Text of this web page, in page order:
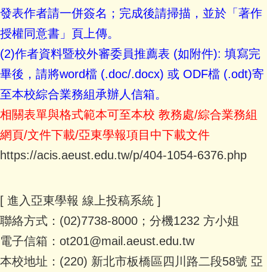
發表作者請一併簽名；完成後請掃描，並於「著作
授權同意書」頁上傳。
(2)作者資料暨校外審委員推薦表 (如附件): 填寫完
畢後，請將word檔 (.doc/.docx) 或 ODF檔 (.odt)寄
至本校綜合業務組承辦人信箱。
相關表單與格式範本可至本校 教務處/綜合業務組
網頁/文件下載/亞東學報項目中下載文件
https://acis.aeust.edu.tw/p/404-1054-6376.php
[ 進入亞東學報 線上投稿系統 ]
聯絡方式：(02)7738-8000；分機1232 方小姐
電子信箱：ot201@mail.aeust.edu.tw
本校地址：(220) 新北市板橋區四川路二段58號 亞